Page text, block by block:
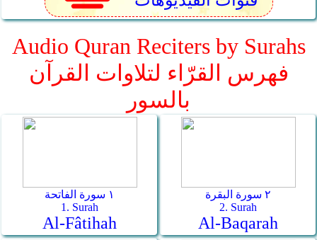
Audio Quran Reciters by Surahs
فهرس القرّاء لتلاوات القرآن
بالسور
١ سورة الفاتحة
1. Surah
Al-Fâtihah
٢ سورة البقرة
2. Surah
Al-Baqarah